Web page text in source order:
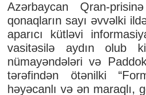
Azərbaycan Qran-
qonaqların sayı əvvəlki
aparıcı kütləvi
vasitəsilə aydın olub
nümayəndələri və
tərəfindən ötənilki
həyəcanlı və ən maraqlı,